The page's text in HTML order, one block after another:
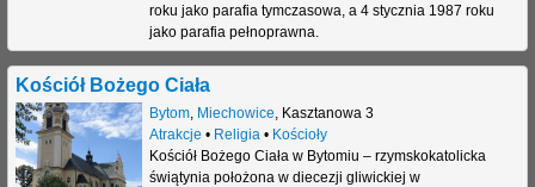
roku jako parafia tymczasowa, a 4 stycznia 1987 roku
jako parafia pełnoprawna.
Kościół Bożego Ciała
Bytom, Miechowice Kasztanowa 3
Atrakcje • Religia • Kościoły
Kościół Bożego Ciała w Bytomiu – rzymskokatolicka
świątynia położona w diecezji gliwickiej w